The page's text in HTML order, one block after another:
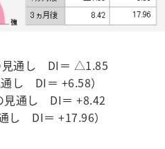
見通し DI＝ △1.85
し DI＝ +6.58）
見通し DI＝ +8.42
し DI＝ +17.96）